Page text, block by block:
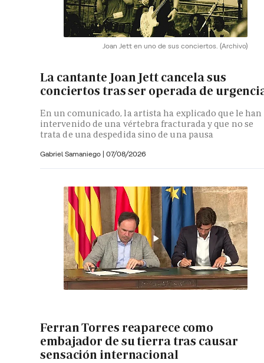
Joan Jett en uno de sus conciertos. (Archivo)
La cantante Joan Jett cancela sus
conciertos tras ser operada de
En un comunicado, la artista ha explicado que le han
intervenido de una vértebra fracturada y que no se
trata de una despedida sino de una pausa
Gabriel Samaniego | 07/08/2026
Ferran Torres reaparece como
embajador de su tierra tras causar
sensación internacional